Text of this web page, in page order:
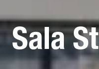
Sala